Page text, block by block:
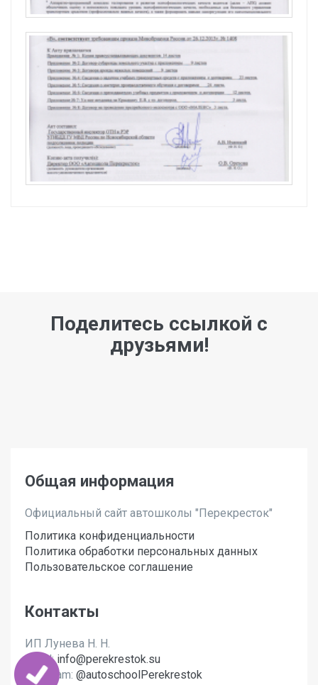
Поделитесь ссылкой с
друзьями!
Общая информация
Официальный сайт автошколы "Перекресток"
Политика конфиденциальности
Политика обработки персональных данных
Пользовательское соглашение
Контакты
ИП Лунева Н. Н.
Email:info@perekrestok.su
Telegram: @autoschoolPerekrestok